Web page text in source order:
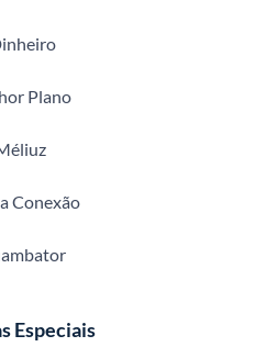
Plano
Conexão
Especiais